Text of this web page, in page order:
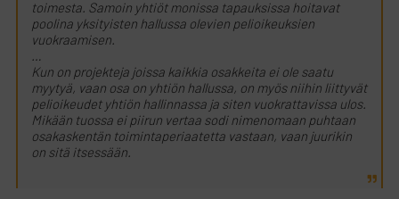
toimesta. Samoin yhtiöt monissa tapauksissa hoitavat
poolina yksityisten hallussa olevien pelioikeuksien
vuokraamisen.
…
Kun on projekteja joissa kaikkia osakkeita ei ole saatu
myytyä, vaan osa on yhtiön hallussa, on myös niihin liittyvät
pelioikeudet yhtiön hallinnassa ja siten vuokrattavissa ulos.
Mikään tuossa ei piirun vertaa sodi nimenomaan puhtaan
osakaskentän toimintaperiaatetta vastaan, vaan juurikin
on sitä itsessään.